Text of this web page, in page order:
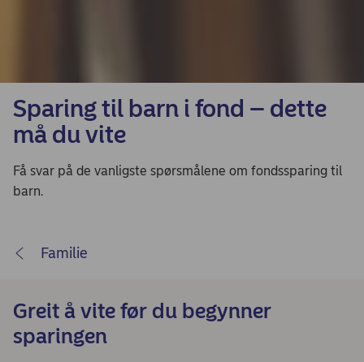
Sparing til barn i fond – dette
må du vite
Få svar på de vanligste spørsmålene om fondssparing til
barn.
Familie
Greit å vite før du begynner
sparingen